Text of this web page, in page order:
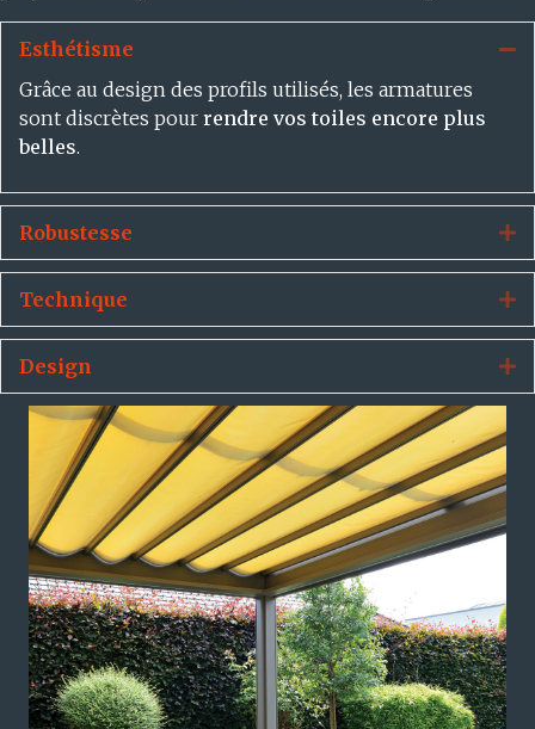
Esthétisme
Grâce au design des profils utilisés, les armatures
sont discrètes pour rendre vos toiles encore plus
belles.
Robustesse
Technique
Design